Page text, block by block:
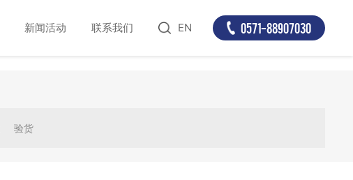
新闻活动 联系我们 EN 0571-88907030
验货